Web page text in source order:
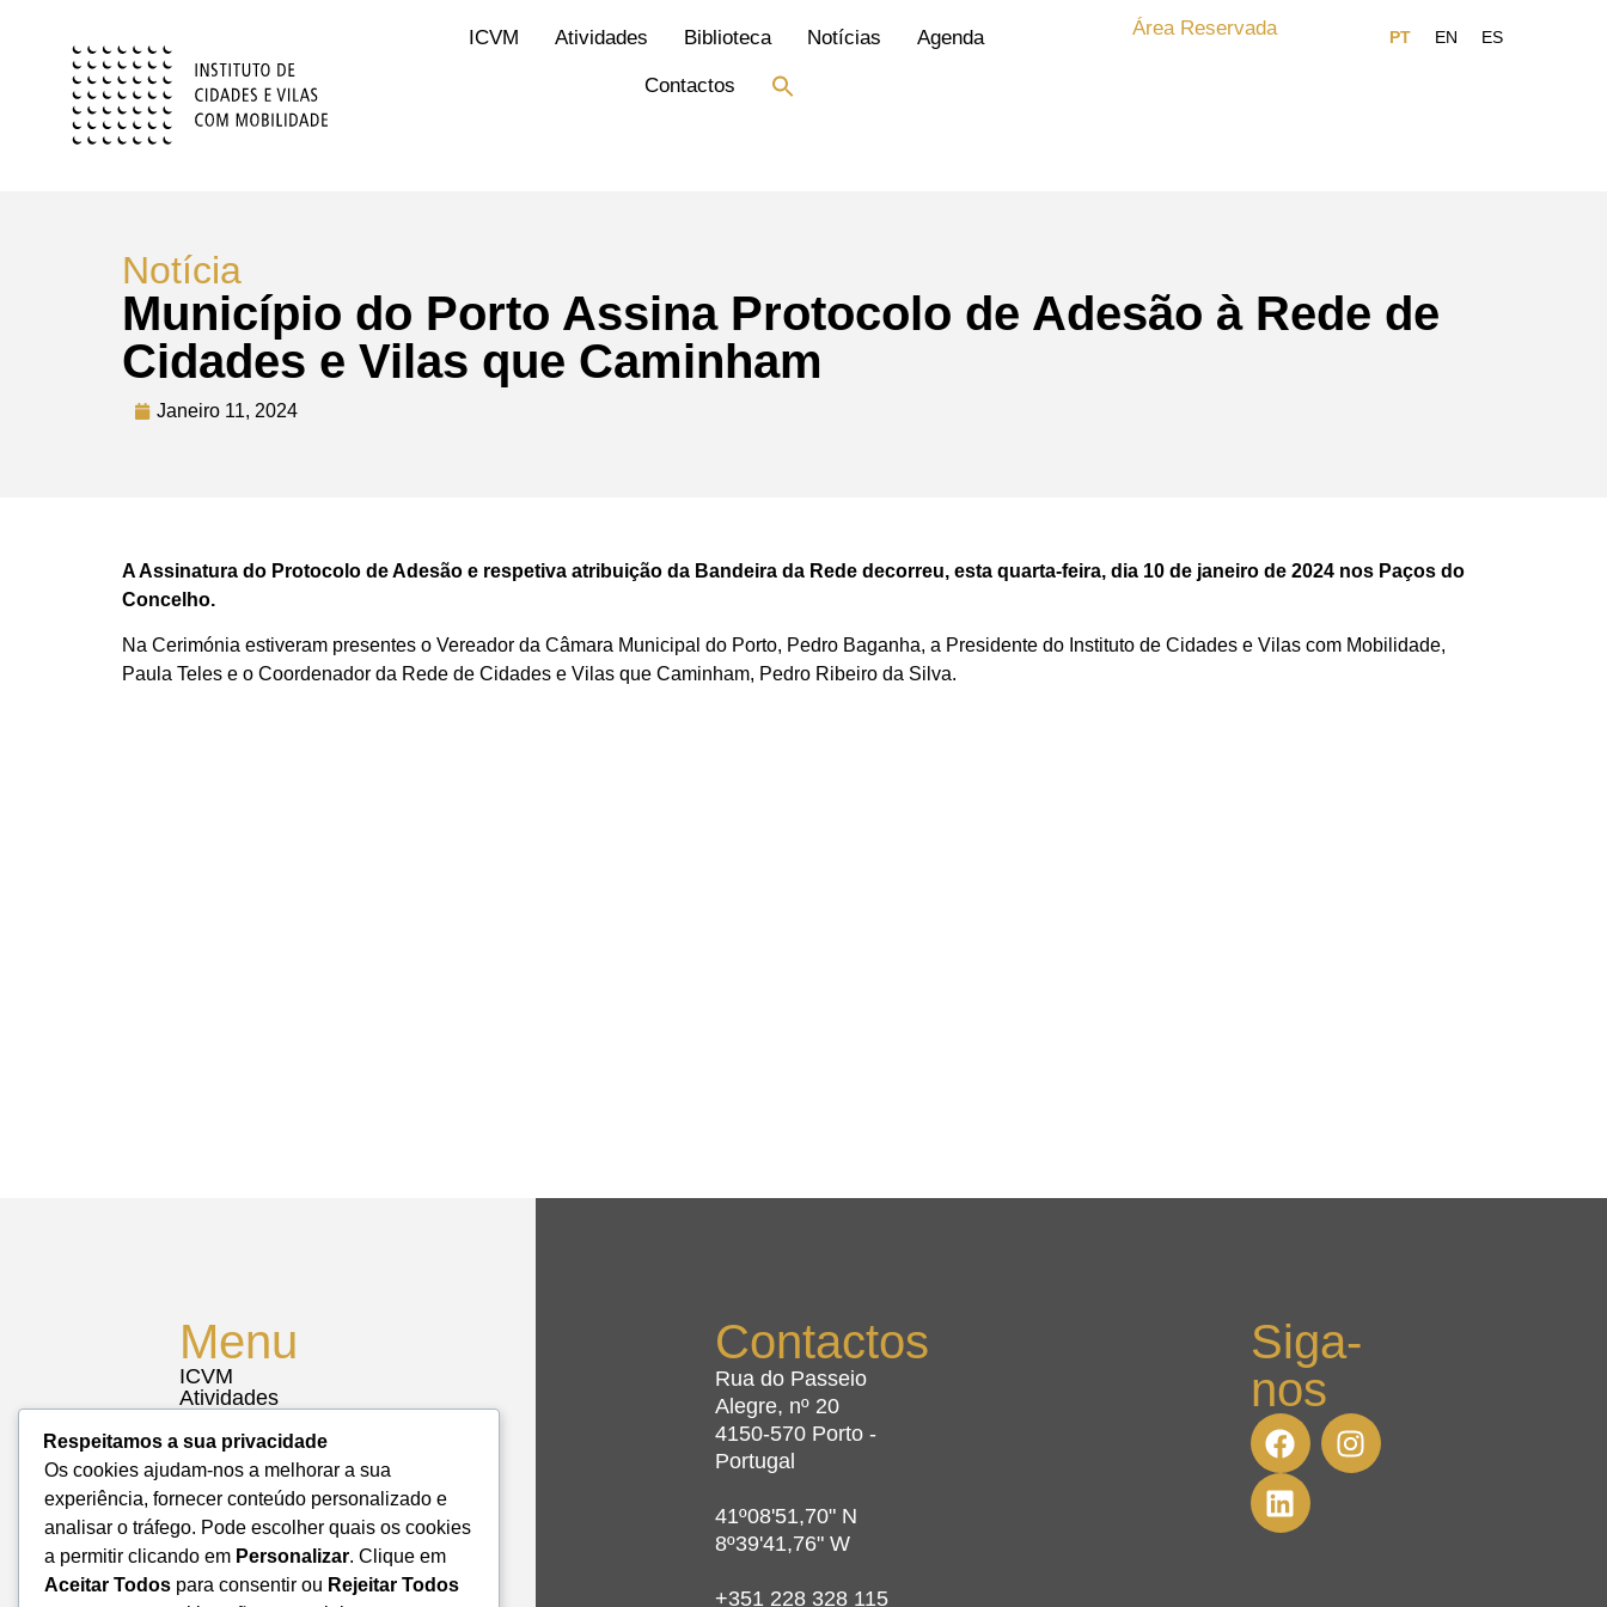
ICVM Atividades Biblioteca Notícias Agenda
Contactos
Área Reservada
Notícia
Município do Porto Assina Protocolo de Adesão à Rede de
Cidades e Vilas que Caminham
Janeiro 11, 2024
A Assinatura do Protocolo de Adesão e respetiva atribuição da Bandeira da Rede decorreu, esta quarta-feira, dia 10 de janeiro de 2024 nos Paços do
Concelho.
Na Cerimónia estiveram presentes o Vereador da Câmara Municipal do Porto, Pedro Baganha, a Presidente do Instituto de Cidades e Vilas com Mobilidade,
Paula Teles e o Coordenador da Rede de Cidades e Vilas que Caminham, Pedro Ribeiro da Silva.
Menu
ICVM
Atividades
Biblioteca
Contactos
Mapa do Site
Contactos
Rua do Passeio
Alegre, nº 20
4150-570 Porto -
Portugal
41º08'51,70" N
8º39'41,76" W
+351 228 328 115
Siga-
nos
Respeitamos a sua privacidade
Os cookies ajudam-nos a melhorar a sua
experiência, fornecer conteúdo personalizado e
analisar o tráfego. Pode escolher quais os cookies
a permitir clicando em Personalizar. Clique em
Aceitar Todos para consentir ou Rejeitar Todos